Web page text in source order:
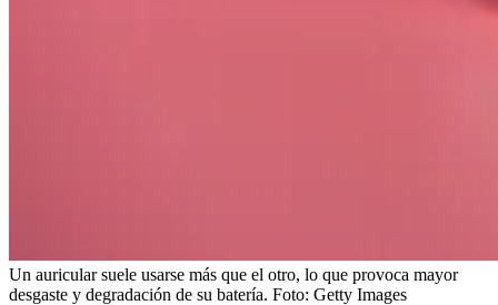
Un auricular suele usarse más que el otro, lo que provoca mayor
desgaste y degradación de su batería. Foto: Getty Images